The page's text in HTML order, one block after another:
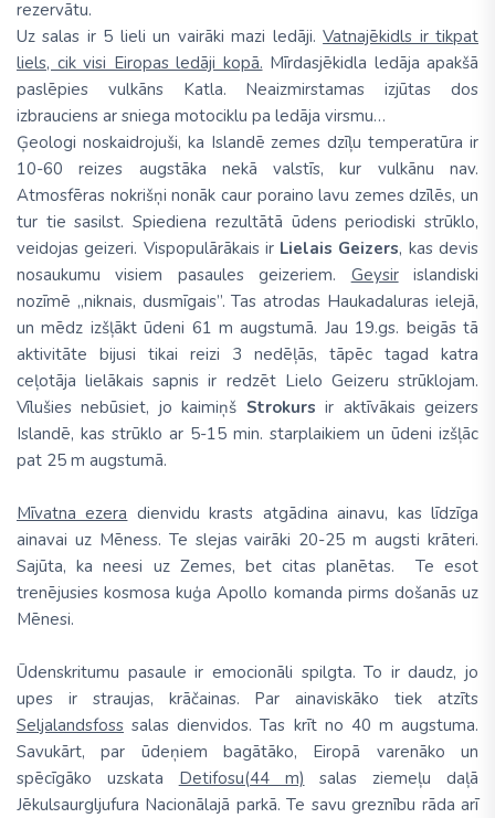
rezervātu.
Uz salas ir 5 lieli un vairāki mazi ledāji.Vatnajēkidls ir tikpat
liels, cik visi Eiropas ledāji kopā. Mīrdasjēkidla ledāja apakšā
paslēpies vulkāns Katla. Neaizmirstamas izjūtas dos
izbrauciens ar sniega motociklu pa ledāja virsmu…
Ģeologi noskaidrojuši, ka Islandē zemes dzīļu temperatūra ir
10-60 reizes augstāka nekā valstīs, kur vulkānu nav.
Atmosfēras nokrišņi nonāk caur poraino lavu zemes dzīlēs, un
tur tie sasilst. Spiediena rezultātā ūdens periodiski strūklo,
veidojas geizeri. Vispopulārākais ir Lielais Geizers, kas devis
nosaukumu visiem pasaules geizeriem. Geysirislandiski
nozīmē „niknais, dusmīgais”. Tas atrodas Haukadaluras ielejā,
un mēdz izšļākt ūdeni 61 m augstumā. Jau 19.gs. beigās tā
aktivitāte bijusi tikai reizi 3 nedēļās, tāpēc tagad katra
ceļotāja lielākais sapnis ir redzēt Lielo Geizeru strūklojam.
Vīlušies nebūsiet, jo kaimiņš Strokurs ir aktīvākais geizers
Islandē, kas strūklo ar 5-15 min. starplaikiem un ūdeni izšļāc
pat 25 m augstumā.
Mīvatna ezera dienvidu krasts atgādina ainavu, kas līdzīga
ainavai uz Mēness. Te slejas vairāki 20-25 m augsti krāteri.
Sajūta, ka neesi uz Zemes, bet citas planētas. Te esot
trenējusies kosmosa kuģa Apollo komanda pirms došanās uz
Mēnesi.
Ūdenskritumu pasaule ir emocionāli spilgta. To ir daudz, jo
upes ir straujas, krāčainas. Par ainaviskāko tiek atzīts
Seljalandsfoss salas dienvidos. Tas krīt no 40 m augstuma.
Savukārt, par ūdeņiem bagātāko, Eiropā varenāko un
spēcīgāko uzskata Detifosu(44 m) salas ziemeļu daļā
Jēkulsaurgljufura Nacionālajā parkā. Te savu greznību rāda arī